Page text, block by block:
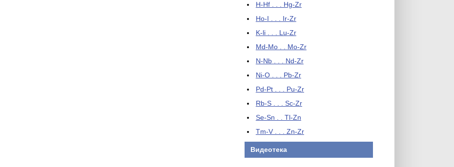
H-Hf . . . Hg-Zr
Ho-I . . . Ir-Zr
K-li . . . Lu-Zr
Md-Mo . . Mo-Zr
N-Nb . . . Nd-Zr
Ni-O . . . Pb-Zr
Pd-Pt . . . Pu-Zr
Rb-S . . . Sc-Zr
Se-Sn . . Tl-Zn
Tm-V . . . Zn-Zr
Видеотека